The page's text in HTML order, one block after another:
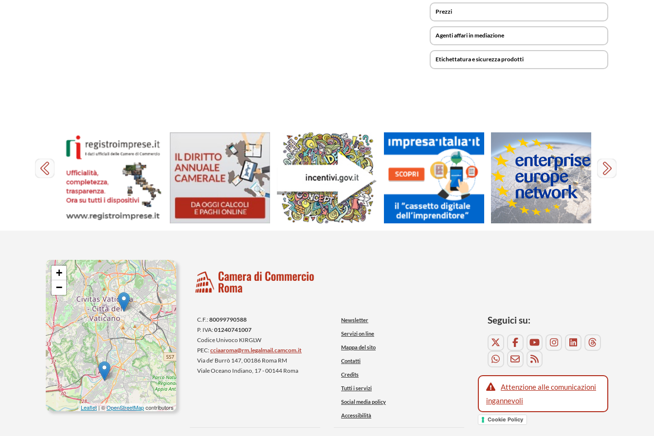
Prezzi
Agenti affari in mediazione
Etichettatura e sicurezza prodotti
+
−
Leaflet| ©OpenStreetMapcontributors
C.F.:80099790588
P. IVA:01240741007
Codice Univoco KIRGLW
PEC:cciaaroma@rm.legalmail.camcom.it
Via de' Burrò 147, 00186 Roma RM
Viale Oceano Indiano, 17 - 00144 Roma
Newsletter
Servizi on line
Mappa del sito
Contatti
Credits
Tutti i servizi
Social media policy
Accessibilità
Seguici su:
Attenzione alle comunicazioni
ingannevoli
Cookie Policy